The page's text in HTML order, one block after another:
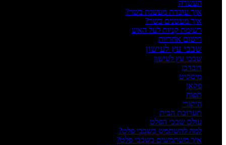
העשרה
איך עובדת מעשנת בשר?
איך מעשנים בשר?
רשימת קניות לעל האש
רישום אחריות
שבבי עץ לעישון
שבבי עץ לעישון
דובדבן
מיסקיט
פקאן
תפוח
היקורי
תערובת הבית
עולם שבבי הפלט
למה להשתמש בשבבי פלט?
איך משתמשים בשבבי פלט?